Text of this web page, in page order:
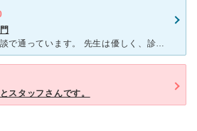
子どものアレルギーの相談で通っています。 先生は優しく、診療もとても丁寧です。施設も新しめなので綺麗で安心です。 とても人気で混んではいますが、オンラインで予約もでき、待ち時間も駐車場で待機できる
スタッフさんです。